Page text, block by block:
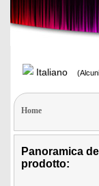
Italiano
Home
Panoramica del
prodotto: